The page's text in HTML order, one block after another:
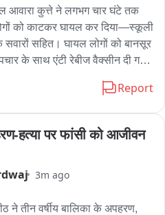
आवारा कुत्ते ने लगभग चार घंटे तक
को काटकर घायल कर दिया—स्कूली
सवारों सहित। घायल लोगों को बानसूर
के साथ एंटी रेबीज वैक्सीन दी गई।
डीएसपी मनीषा मीणा ने नगर पालिका
घटना से क्षेत्र में दहशत फैल गई और
योजना की मांग उठी।
Report
हत्या पर फांसी को आजीवन
3m ago
ने तीन वर्षीय बालिका के अपहरण,